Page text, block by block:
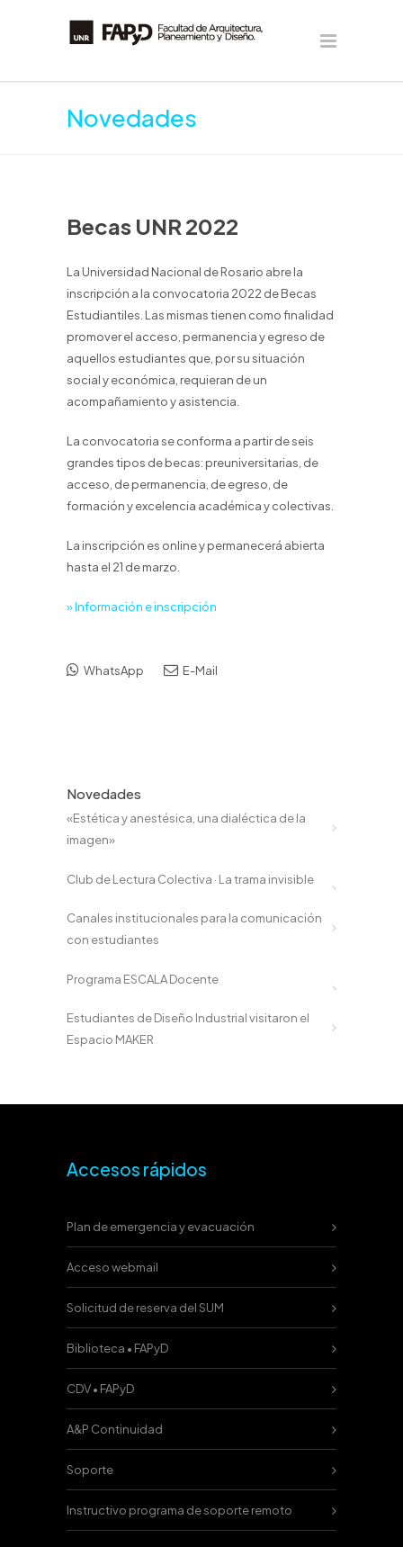
Novedades
Becas UNR 2022
La Universidad Nacional de Rosario abre la
inscripción a la convocatoria 2022 de Becas
Estudiantiles. Las mismas tienen como finalidad
promover el acceso, permanencia y egreso de
aquellos estudiantes que, por su situación
social y económica, requieran de un
acompañamiento y asistencia.
La convocatoria se conforma a partir de seis
grandes tipos de becas: preuniversitarias, de
acceso, de permanencia, de egreso, de
formación y excelencia académica y colectivas.
La inscripción es online y permanecerá abierta
hasta el 21 de marzo.
» Información e inscripción
WhatsApp E-Mail
Novedades
«Estética y anestésica, una dialéctica de la
imagen»
Club de Lectura Colectiva · La trama invisible
Canales institucionales para la comunicación
con estudiantes
Programa ESCALA Docente
Estudiantes de Diseño Industrial visitaron el
Espacio MAKER
Accesos rápidos
Plan de emergencia y evacuación
Acceso webmail
Solicitud de reserva del SUM
Biblioteca • FAPyD
CDV • FAPyD
A&P Continuidad
Soporte
Instructivo programa de soporte remoto